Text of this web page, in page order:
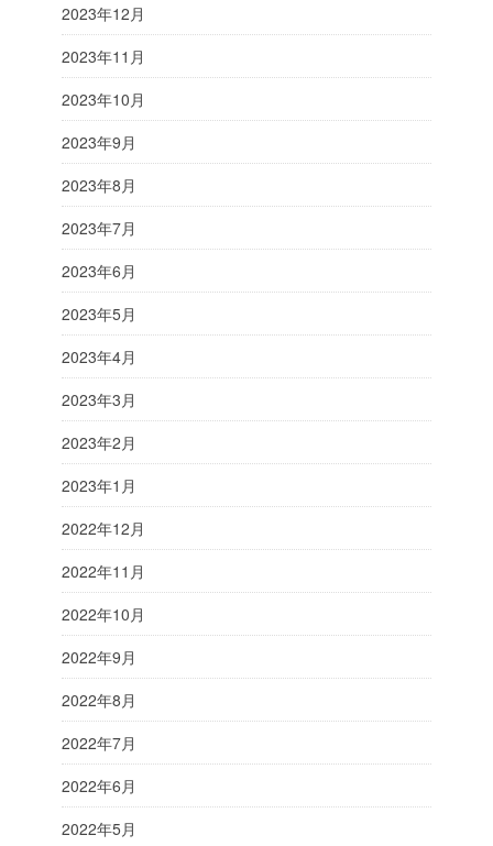
2023年12月
2023年11月
2023年10月
2023年9月
2023年8月
2023年7月
2023年6月
2023年5月
2023年4月
2023年3月
2023年2月
2023年1月
2022年12月
2022年11月
2022年10月
2022年9月
2022年8月
2022年7月
2022年6月
2022年5月